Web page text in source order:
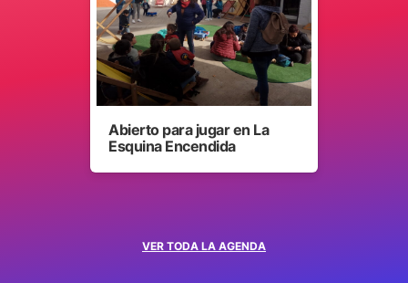
VER TODA LA AGENDA
Abierto para jugar en La
Esquina Encendida